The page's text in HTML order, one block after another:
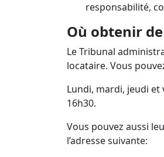
responsabilité,
Où obtenir
Le Tribunal
locataire. Vous
Lundi, mardi, jeudi et
16h30.
Vous pouvez aussi
l’adresse suivante: